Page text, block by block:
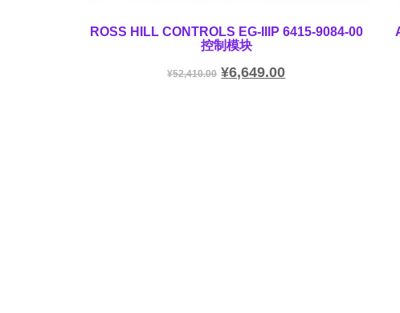
ROSS HILL CONTROLS EG-IIIP 6415-9084-00
控制模块
¥52,410.00 ¥6,649.00